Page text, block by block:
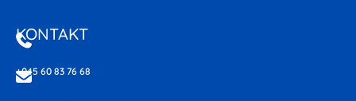
KONTAKT
+045 60 83 76 68